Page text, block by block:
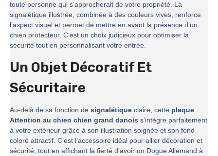
toute personne qui s’approcherait de votre propriété. La
signalétique illustrée, combinée à des couleurs vives, renforce
l’aspect visuel et permet de mettre en avant la présence d’un
chien protecteur. C’est un choix judicieux pour optimiser la
sécurité tout en personnalisant votre entrée.
Un Objet Décoratif Et
Sécuritaire
Au-delà de sa fonction de signalétique claire, cette plaque
Attention au chien chien grand danois s’intègre parfaitement
à votre extérieur grâce à son illustration soignée et son fond
coloré attractif. C’est l’accessoire idéal pour allier décoration et
sécurité, tout en affichant la fierté d’avoir un Dogue Allemand à